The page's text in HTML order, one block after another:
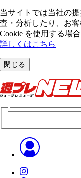
当サイトでは当社の
査・分析したり、お
Cookie を使⽤する場
詳しくはこちら
閉じる